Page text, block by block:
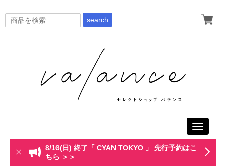
search
Toggle
8/16(日) 終了「 CYAN TOKYO 」 先行予約はこ
ちら ＞＞